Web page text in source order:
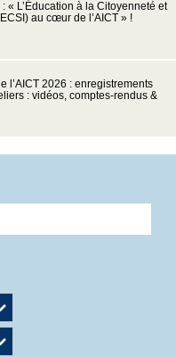
« L’Éducation à la Citoyenneté et
au cœur de l’AICT » !
l’AICT 2026 : enregistrements
: vidéos, comptes-rendus &